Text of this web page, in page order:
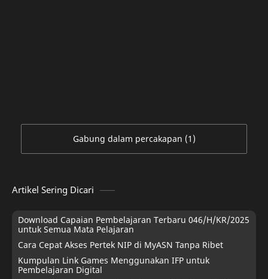
Gabung dalam percakapan (1)
Artikel Sering Dicari
Download Capaian Pembelajaran Terbaru 046/H/KR/2025
untuk Semua Mata Pelajaran
Cara Cepat Akses Pertek NIP di MyASN Tanpa Ribet
Kumpulan Link Games Menggunakan IFP untuk
Pembelajaran Digital